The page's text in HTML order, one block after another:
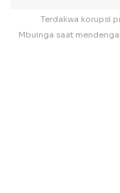
Terdakwa korupsi
Mbuinga saat